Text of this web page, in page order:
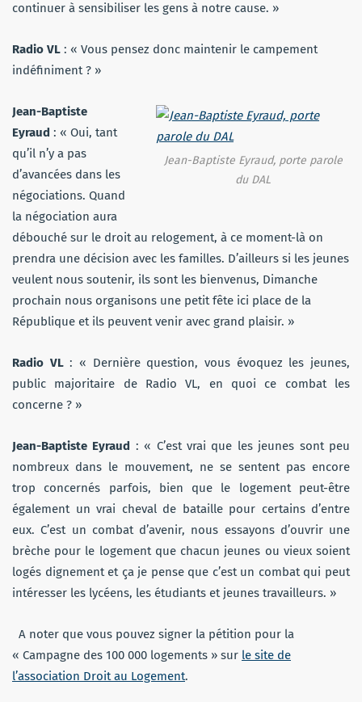
continuer à sensibiliser les gens à notre cause. »
Radio VL : « Vous pensez donc maintenir le campement
indéfiniment ? »
Jean-Baptiste Eyraud, porte parole
du DAL
Jean-Baptiste
Eyraud : « Oui, tant
qu’il n’y a pas
d’avancées dans les
négociations. Quand
la négociation aura
débouché sur le droit au relogement, à ce moment-là on
prendra une décision avec les familles. D’ailleurs si les jeunes
veulent nous soutenir, ils sont les bienvenus, Dimanche
prochain nous organisons une petit fête ici place de la
République et ils peuvent venir avec grand plaisir. »
Radio VL: « Dernière question, vous évoquez les jeunes,
public majoritaire de Radio VL, en quoi ce combat les
concerne ? »
Jean-Baptiste Eyraud : « C’est vrai que les jeunes sont peu
nombreux dans le mouvement, ne se sentent pas encore
trop concernés parfois, bien que le logement peut-être
également un vrai cheval de bataille pour certains d’entre
eux. C’est un combat d’avenir, nous essayons d’ouvrir une
brèche pour le logement que chacun jeunes ou vieux soient
logés dignement et ça je pense que c’est un combat qui peut
intéresser les lycéens, les étudiants et jeunes travailleurs. »
A noter que vous pouvez signer la pétition pour la
« Campagne des 100 000 logements » sur le site de
l’association Droit au Logement.